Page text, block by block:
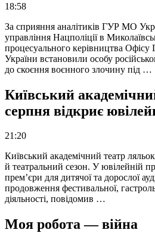
18:58
За сприяння аналітиків ГУР МО
управління Нацполіції в
процесуального керівництва Офісу
України встановили особу
до скоєння воєнного злочину під …
Київський
серпня відкриє
21:20
Київський академічний театр
й театральний сезон. У ювілейній
прем’єри для дитячої та дорослої
продовження фестивальної,
діяльності, повідомив …
Моя робота — війна